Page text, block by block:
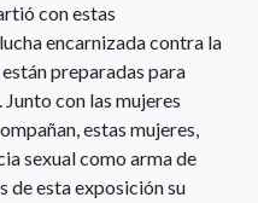
con estas
encarnizada contra la
preparadas para
con las mujeres
estas mujeres,
sexual como arma de
de esta exposición su